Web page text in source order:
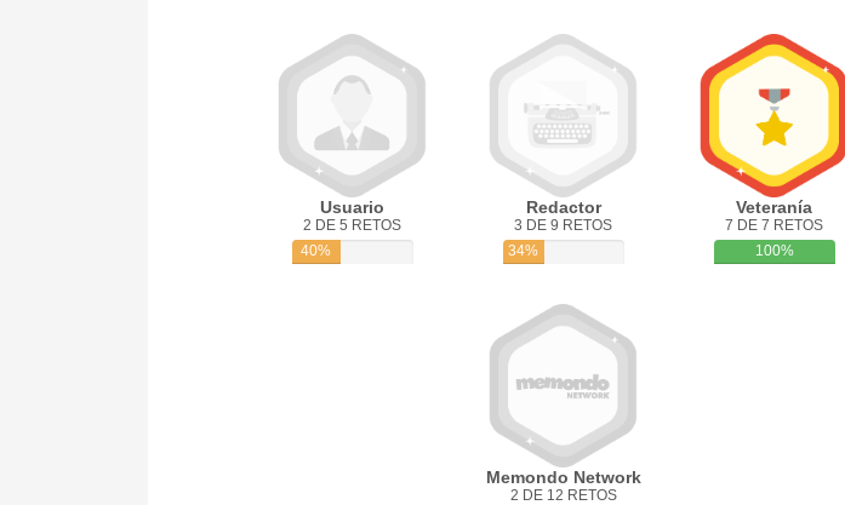
Usuario
2 DE 5 RETOS
40%
Redactor
3 DE 9 RETOS
34%
Veteranía
7 DE 7 RETOS
100%
Memondo Network
2 DE 12 RETOS